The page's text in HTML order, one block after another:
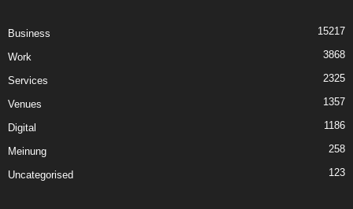
Business 15217
Work 3868
Services 2325
Venues 1357
Digital 1186
Meinung 258
Uncategorised 123